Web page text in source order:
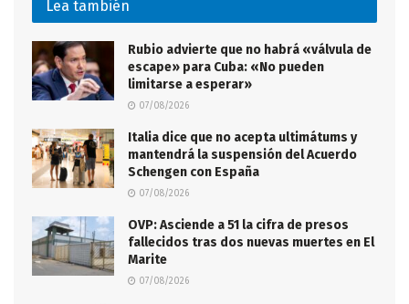
Lea también
Rubio advierte que no habrá «válvula de
escape» para Cuba: «No pueden
limitarse a esperar»
07/08/2026
Italia dice que no acepta ultimátums y
mantendrá la suspensión del Acuerdo
Schengen con España
07/08/2026
OVP: Asciende a 51 la cifra de presos
fallecidos tras dos nuevas muertes en El
Marite
07/08/2026